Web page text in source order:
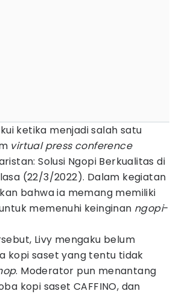
ketika menjadi salah satu
virtual press conference
Solusi Ngopi Berkualitas di
(22/3/2022). Dalam kegiatan
bahwa ia memang memiliki
memenuhi keinginan ngopi-
Livy mengaku belum
kopi saset yang tentu tidak
. Moderator pun menantang
kopi saset CAFFINO, dan